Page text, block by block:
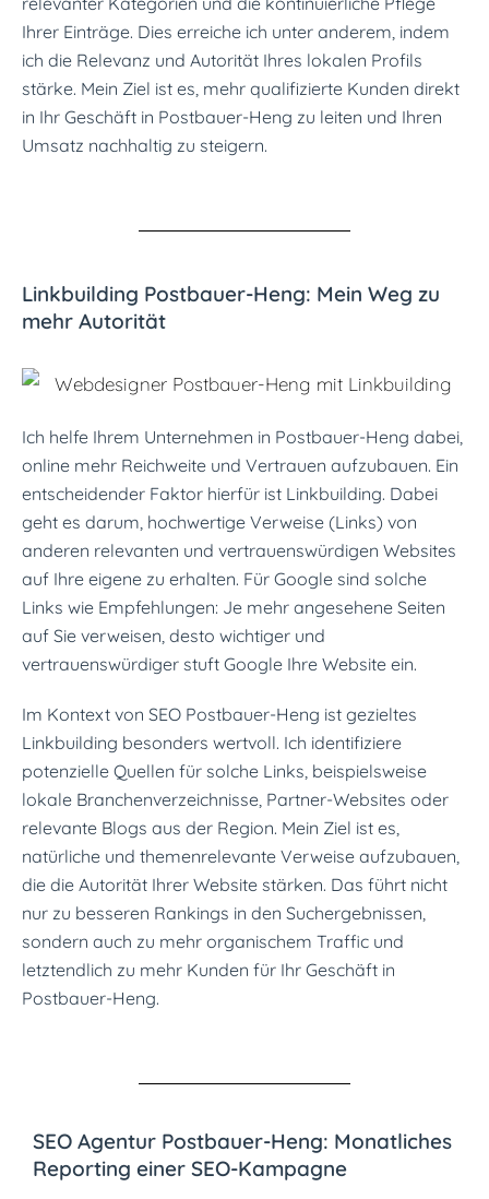
Ihrer Einträge. Dies erreiche ich unter anderem, indem
ich die Relevanz und Autorität Ihres lokalen Profils
stärke. Mein Ziel ist es, mehr qualifizierte Kunden direkt
in Ihr Geschäft in Postbauer-Heng zu leiten und Ihren
Umsatz nachhaltig zu steigern.
Linkbuilding Postbauer-Heng: Mein Weg zu
mehr Autorität
Ich helfe Ihrem Unternehmen in Postbauer-Heng dabei,
online mehr Reichweite und Vertrauen aufzubauen. Ein
entscheidender Faktor hierfür ist Linkbuilding. Dabei
geht es darum, hochwertige Verweise (Links) von
anderen relevanten und vertrauenswürdigen Websites
auf Ihre eigene zu erhalten. Für Google sind solche
Links wie Empfehlungen: Je mehr angesehene Seiten
auf Sie verweisen, desto wichtiger und
vertrauenswürdiger stuft Google Ihre Website ein.
Im Kontext von SEO Postbauer-Heng ist gezieltes
Linkbuilding besonders wertvoll. Ich identifiziere
potenzielle Quellen für solche Links, beispielsweise
lokale Branchenverzeichnisse, Partner-Websites oder
relevante Blogs aus der Region. Mein Ziel ist es,
natürliche und themenrelevante Verweise aufzubauen,
die die Autorität Ihrer Website stärken. Das führt nicht
nur zu besseren Rankings in den Suchergebnissen,
sondern auch zu mehr organischem Traffic und
letztendlich zu mehr Kunden für Ihr Geschäft in
Postbauer-Heng.
SEO Agentur Postbauer-Heng: Monatliches
Reporting einer SEO-Kampagne